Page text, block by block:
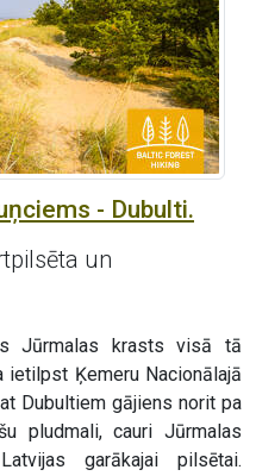
- Dubulti.
un
Jūrmalas krasts visā tā
ietilpst Ķemeru Nacionālajā
Dubultiem gājiens norit pa
pludmali, cauri Jūrmalas
garākajai pilsētai.